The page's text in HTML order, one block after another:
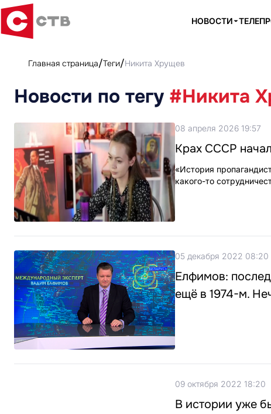
НОВОСТИ
Главная страница Теги Никита Хрущев
Новости по тегу #Никита
08 апреля 2026 19:57
Крах СССР
«История
какого-то
05 декабря 2022 08:20
Елфимов:
ещё в 1974-м.
09 октября 2022 18:20
В истории уже